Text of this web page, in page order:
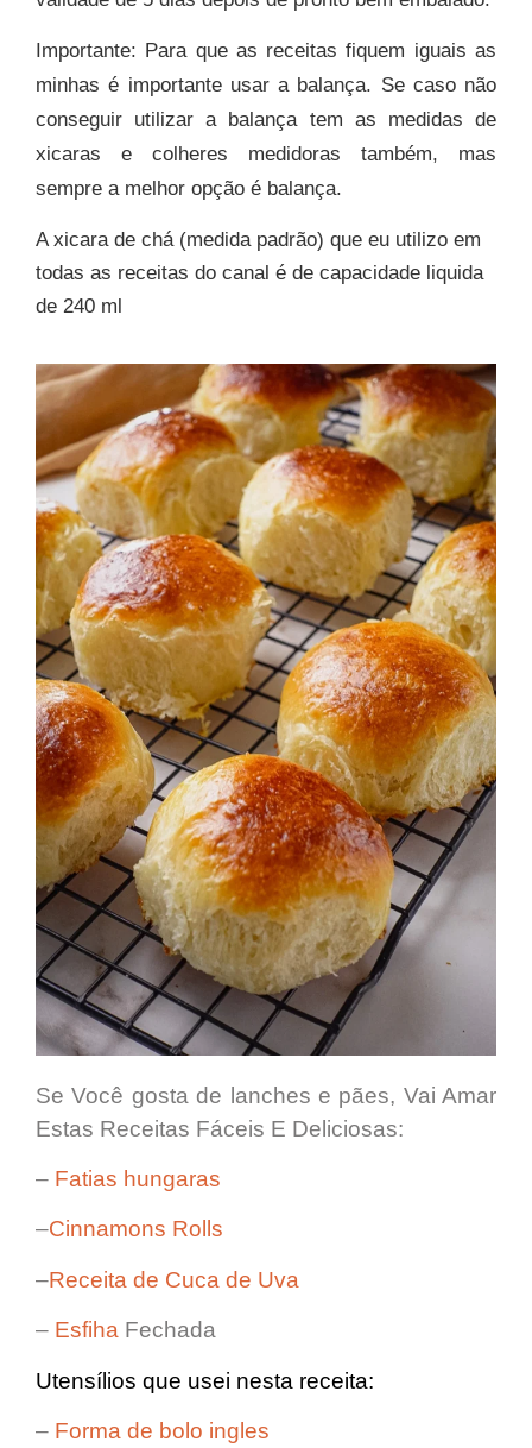
Importante: Para que as receitas fiquem iguais as
minhas é importante usar a balança. Se caso não
conseguir utilizar a balança tem as medidas de
xicaras e colheres medidoras também, mas
sempre a melhor opção é balança.
A xicara de chá (medida padrão) que eu utilizo em
todas as receitas do canal é de capacidade liquida
de 240 ml
Se Você gosta de lanches e pães, Vai Amar
Estas Receitas Fáceis E Deliciosas:
– Fatias hungaras
–Cinnamons Rolls
–Receita de Cuca de Uva
– Esfiha Fechada
Utensílios que usei nesta receita:
– Forma de bolo ingles